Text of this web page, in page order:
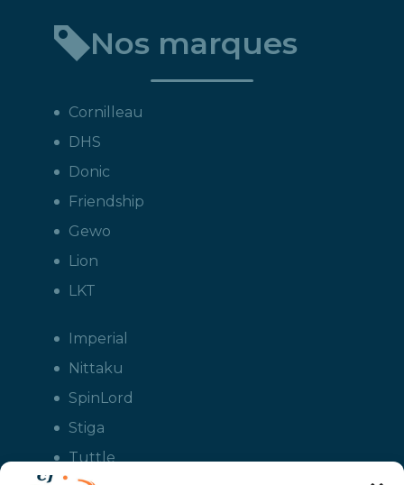
Nos marques
Cornilleau
DHS
Donic
Friendship
Gewo
Lion
LKT
Imperial
Nittaku
SpinLord
Stiga
Tuttle